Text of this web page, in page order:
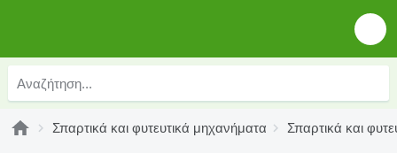
Σπαρτικά και φυτευτικά μηχανήματα Σπαρτικά και